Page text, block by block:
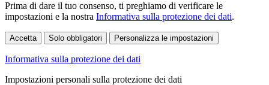
Prima di dare il tuo consenso, ti preghiamo di verificare le
impostazioni e la nostra Informativa sulla protezione dei dati.
Accetta Solo obbligatori Personalizza le impostazioni
Informativa sulla protezione dei dati
Impostazioni personali sulla protezione dei dati